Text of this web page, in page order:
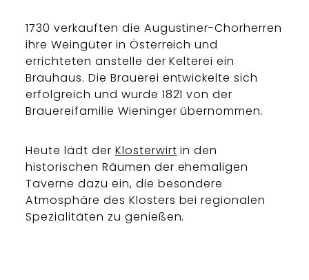
1730 verkauften die Augustiner-Chorherren
ihre Weingüter in Österreich und
errichteten anstelle der Kelterei ein
Brauhaus. Die Brauerei entwickelte sich
erfolgreich und wurde 1821 von der
Brauereifamilie Wieninger übernommen.
Heute lädt der Klosterwirt in den
historischen Räumen der ehemaligen
Taverne dazu ein, die besondere
Atmosphäre des Klosters bei regionalen
Spezialitäten zu genießen.